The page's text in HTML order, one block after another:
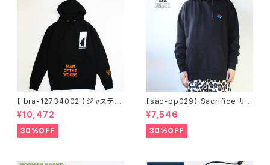
【 bra-12734002 】ジャスティ
ンティンバーレイク Justin Ran
dall Timberlake MAN OF T
HE WOODS パーカー フーディ
ー アーティスト スウェットパー
¥10,472
30%OFF
【sac-pp029】 Sacrifice サク
リファイス 大きいサイズ メンズ
ユニセックス スウェット パーカ
ー 窓グラフィック 長袖 M L XL
XXL 2L 大きめ 長袖Tシャツ デ
¥7,546
30%OFF